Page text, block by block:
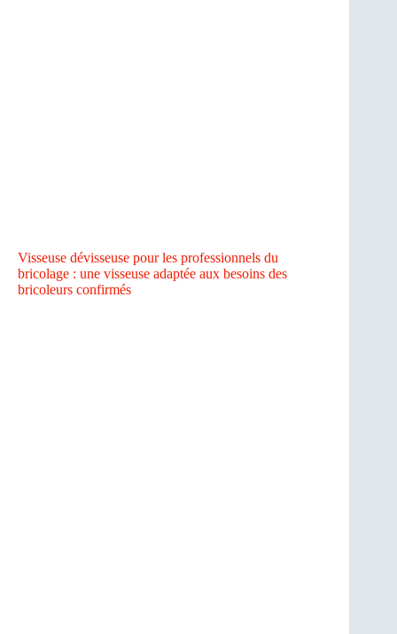
Visseuse dévisseuse pour les professionnels du
bricolage : une visseuse adaptée aux besoins des
bricoleurs confirmés